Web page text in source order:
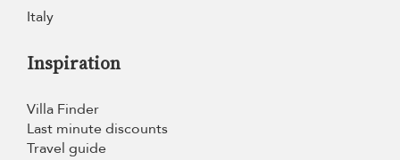
Italy
Inspiration
Villa Finder
Last minute discounts
Travel guide